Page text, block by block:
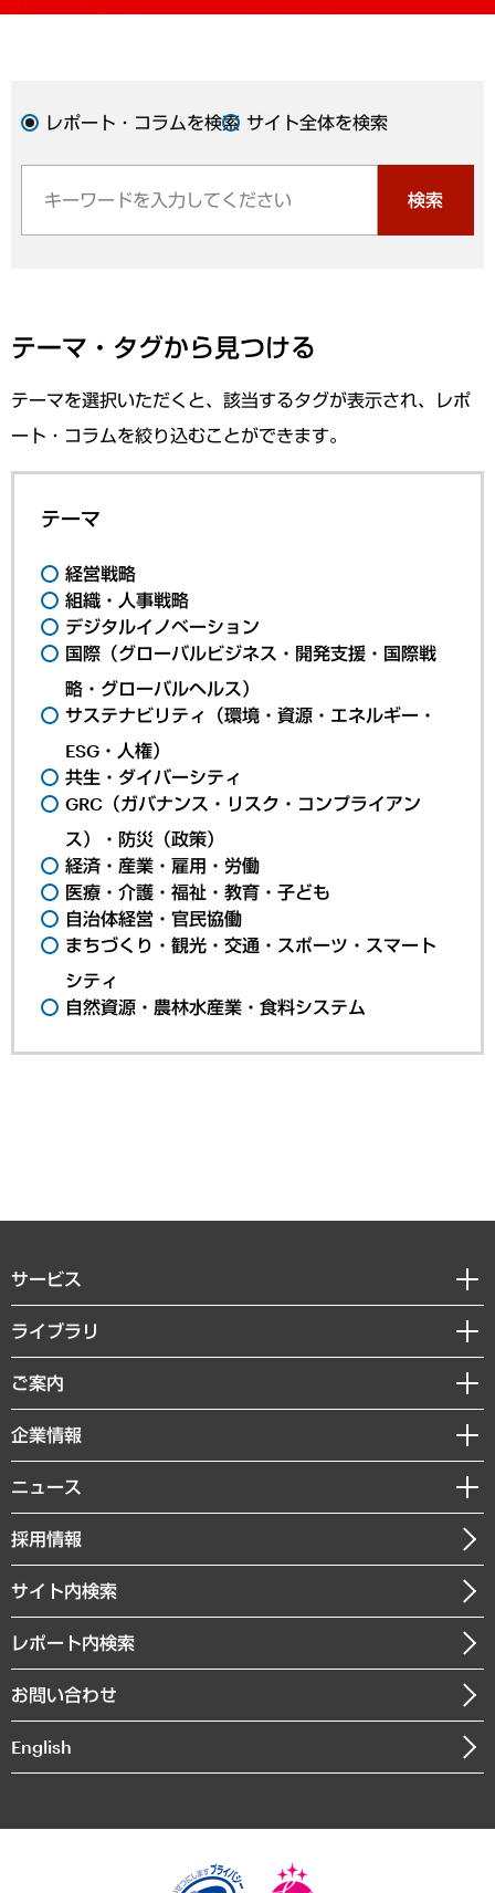
レポート・コラムを検索 サイト全体を検索
検索
テーマ・タグから見つける
テーマを選択いただくと、該当するタグが表示され、レポ
ート・コラムを絞り込むことができます。
テーマ
経営戦略
組織・人事戦略
デジタルイノベーション
国際（グローバルビジネス・開発支援・国際戦
略・グローバルヘルス）
サステナビリティ（環境・資源・エネルギー・
ESG・人権）
共生・ダイバーシティ
GRC（ガバナンス・リスク・コンプライアン
ス）・防災（政策）
経済・産業・雇用・労働
医療・介護・福祉・教育・子ども
自治体経営・官民協働
まちづくり・観光・交通・スポーツ・スマート
シティ
自然資源・農林水産業・食料システム
サービス
経営戦略
組織・人事戦略
デジタルイノベーション
共生・ダイバーシティ
GRC（ガバナンス・リスク・コンプライアンス）・防災（政策）
経済・産業・雇用・労働
まちづくり・観光・交通・スポーツ・スマートシティ
自然資源・農林水産業・食料システム
ライブラリ
経済調査
レポート
コラム
経営用語集
受託・受注実績（官公庁関連）
メディア掲載・出演
ご案内
セミナー・イベント情報
MUFGビジネスセミナー
受託案件情報
企業情報
私たちの想い
社長メッセージ
会社概要
沿革
組織図・本部部室紹介
インドネシア現地法人
個人情報保護方針
ニュース
ニュースリリース
お知らせ
採用情報
サイト内検索
レポート内検索
お問い合わせ
English